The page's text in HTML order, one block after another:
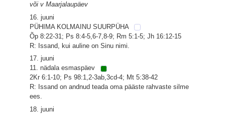
või v Maarjalaupäev
16. juuni
PÜHIMA KOLMAINU SUURPÜHA
Õp 8:22-31; Ps 8:4-5,6-7,8-9; Rm 5:1-5; Jh 16:12-15
R: Issand, kui auline on Sinu nimi.
17. juuni
11. nädala esmaspäev
2Kr 6:1-10; Ps 98:1,2-3ab,3cd-4; Mt 5:38-42
R: Issand on andnud teada oma pääste rahvaste silme
ees.
18. juuni